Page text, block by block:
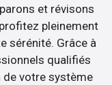
et révisons
pleinement
sérénité. Grâce à
qualifiés
de votre système